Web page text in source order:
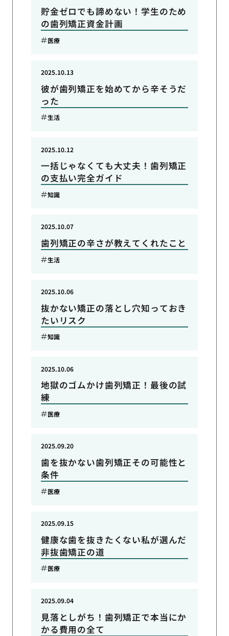
貯金ゼロでも諦めない！学生のため
の歯列矯正資金計画
医療
彼が歯列矯正を始めてから辛そうだ
った
2025.10.13
生活
一括じゃなくても大丈夫！歯列矯正
の支払い完全ガイド
2025.10.12
知識
歯列矯正の辛さが教えてくれたこと
2025.10.07
生活
抜かない矯正の落とし穴知っておき
たいリスク
2025.10.06
知識
地獄のゴムかけ歯列矯正！最後の試
練
2025.10.06
医療
歯を抜かない歯列矯正その可能性と
条件
2025.09.20
医療
健康な歯を抜きたくない私が選んだ
非抜歯矯正の道
2025.09.15
医療
見落としがち！歯列矯正で本当にか
かる費用の全て
2025.09.04